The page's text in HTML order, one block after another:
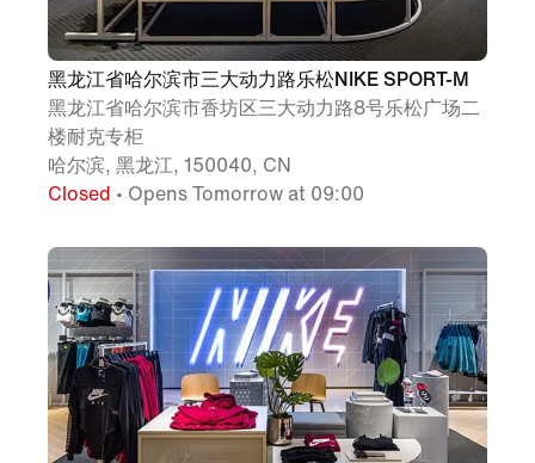
黑龙江省哈尔滨市三大动力路乐松NIKE SPORT-M
黑龙江省哈尔滨市香坊区三大动力路8号乐松广场二
楼耐克专柜
哈尔滨, 黑龙江, 150040, CN
Closed • Opens Tomorrow at 09:00